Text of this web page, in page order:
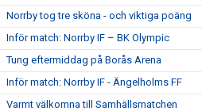
Norrby tog tre sköna - och viktiga poäng
Inför match: Norrby IF – BK Olympic
Tung eftermiddag på Borås Arena
Inför match: Norrby IF - Ängelholms FF
Varmt välkomna till Samhällsmatchen